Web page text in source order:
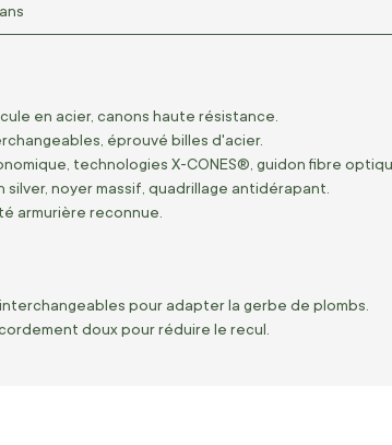
en acier, canons haute résistance.
éprouvé billes d'acier.
technologies X-CONES®, guidon fibre
silver, noyer massif, quadrillage antidérapant.
armurière reconnue.
interchangeables pour adapter la gerbe de plombs.
doux pour réduire le recul.